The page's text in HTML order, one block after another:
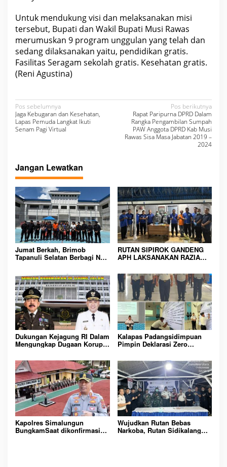
Untuk mendukung visi dan melaksanakan misi
tersebut, Bupati dan Wakil Bupati Musi Rawas
merumuskan 9 program unggulan yang telah dan
sedang dilaksanakan yaitu, pendidikan gratis.
Fasilitas Seragam sekolah gratis. Kesehatan gratis.
(Reni Agustina)
N
a
v
g
a
s
i
p
o
s
Pos sebelumnya
Jaga Kebugaran dan Kesehatan,
Lapas Pemuda Langkat Ikuti
Senam Pagi Virtual
Pos berikutnya
Rapat Paripurna DPRD Dalam
Rangka Pengambilan Sumpah
PAW Anggota DPRD Kab Musi
Rawas Sisa Masa Jabatan 2019 –
2024
Jangan Lewatkan
Jumat Berkah, Brimob
Tapanuli Selatan Berbagi Nasi
Rutan Kelas IIB Sipirok
RUTAN SIPIROK GANDENG
APH LAKSANAKAN RAZIA
KOMITMEN CIPTAKAN
LINGKUNGAN
PEMASYARAKATAN YANG
AMAN
Dukungan Kejagung RI Dalam
Mengungkap Dugaan Korupsi
Ketua AMPK : Segera Periksa
Dan Tangkap!
Kalapas Padangsidimpuan
Pimpin Deklarasi Zero
Lingkungan Lapas
Padangsidimpuan
Kapolres Simalungun
BungkamSaat dikonfirmasi
Wujudkan Rutan Bebas
Narkoba, Rutan Sidikalang